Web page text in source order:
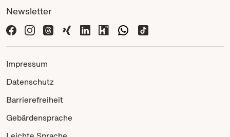
Newsletter
Impressum
Datenschutz
Barrierefreiheit
Gebärdensprache